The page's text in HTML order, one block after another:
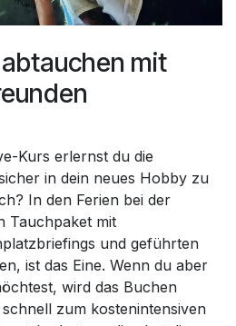
mit
Kurs erlernst du die
in dein neues Hobby zu
In den Ferien bei der
Tauchpaket mit
und geführten
ist das Eine. Wenn du aber
wird das Buchen
zum kostenintensiven